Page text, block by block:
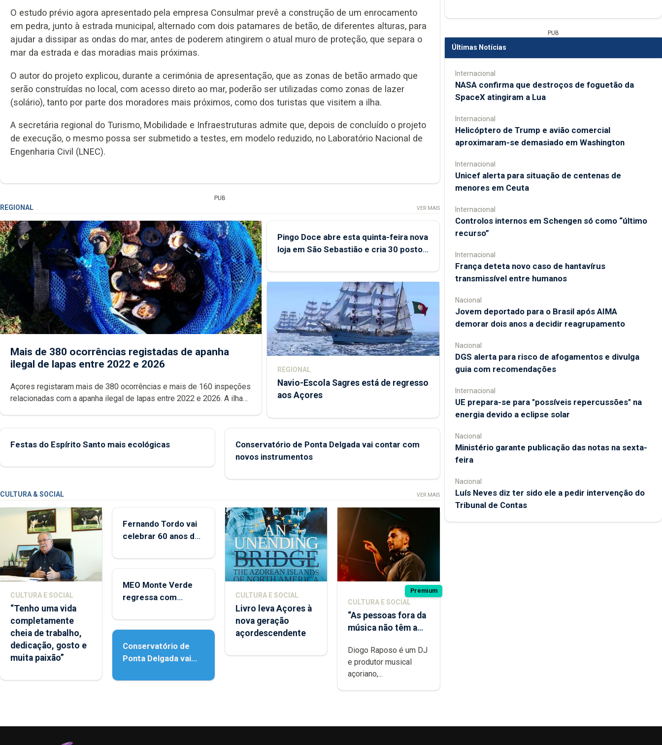
O estudo prévio agora apresentado pela empresa Consulmar prevê a construção de um enrocamento
em pedra, junto à estrada municipal, alternado com dois patamares de betão, de diferentes alturas, para
ajudar a dissipar as ondas do mar, antes de poderem atingirem o atual muro de proteção, que separa o
mar da estrada e das moradias mais próximas.
O autor do projeto explicou, durante a cerimónia de apresentação, que as zonas de betão armado que
serão construídas no local, com acesso direto ao mar, poderão ser utilizadas como zonas de lazer
(solário), tanto por parte dos moradores mais próximos, como dos turistas que visitem a ilha.
A secretária regional do Turismo, Mobilidade e Infraestruturas admite que, depois de concluído o projeto
de execução, o mesmo possa ser submetido a testes, em modelo reduzido, no Laboratório Nacional de
Engenharia Civil (LNEC).
PUB
REGIONAL VER MAIS
Mais de 380 ocorrências registadas de apanha
ilegal de lapas entre 2022 e 2026
Açores registaram mais de 380 ocorrências e mais de 160 inspeções
relacionadas com a apanha ilegal de lapas entre 2022 e 2026. A ilha
Pingo Doce abre esta quinta-feira nova
loja em São Sebastião e cria 30 postos
REGIONAL
Navio-Escola Sagres está de regresso
aos Açores
Festas do Espírito Santo mais ecológicas
Conservatório de Ponta Delgada vai contar com
novos instrumentos
CULTURA & SOCIAL VER MAIS
CULTURA E SOCIAL
“Tenho uma vida
completamente
cheia de trabalho,
dedicação, gosto e
muita paixão”
Fernando Tordo vai
celebrar 60 anos de
Micaelense
MEO Monte Verde
regressa com
acessibilidade
Conservatório de
Ponta Delgada vai
instrumentos
CULTURA E SOCIAL
Livro leva Açores à
nova geração
açordescendente
Premium
CULTURA E SOCIAL
“As pessoas fora da
música não têm a
difícil é produzir
uma música”
Diogo Raposo é um DJ
e produtor musical
açoriano,...
PUB
Últimas Notícias
Internacional
NASA confirma que destroços de foguetão da
SpaceX atingiram a Lua
Internacional
Helicóptero de Trump e avião comercial
aproximaram-se demasiado em Washington
Internacional
Unicef alerta para situação de centenas de
menores em Ceuta
Internacional
Controlos internos em Schengen só como “último
recurso”
Internacional
França deteta novo caso de hantavírus
transmissível entre humanos
Nacional
Jovem deportado para o Brasil após AIMA
demorar dois anos a decidir reagrupamento
Nacional
DGS alerta para risco de afogamentos e divulga
guia com recomendações
Internacional
UE prepara-se para "possíveis repercussões" na
energia devido a eclipse solar
Nacional
Ministério garante publicação das notas na sexta-
feira
Nacional
Luís Neves diz ter sido ele a pedir intervenção do
Tribunal de Contas